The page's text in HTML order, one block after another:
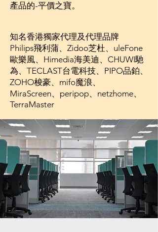
產品的-平價之寶。
知名香港獨家代理及代理品牌
Philips飛利蒲、Zidoo芝杜、uleFone
歐樂風、Himedia海美迪、CHUWI馳
為、TECLAST台電科技、PIPO品鉑、
ZOHO梭豪、mifo魔浪、
MiraScreen、peripop、netzhome、
TerraMaster